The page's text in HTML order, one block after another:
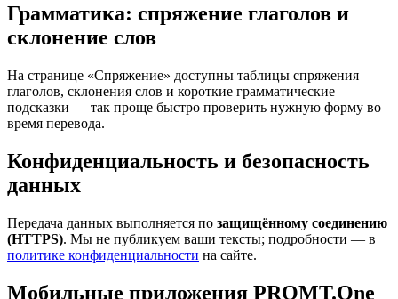
Грамматика: спряжение глаголов и
склонение слов
На странице «Спряжение» доступны таблицы спряжения
глаголов, склонения слов и короткие грамматические
подсказки — так проще быстро проверить нужную форму во
время перевода.
Конфиденциальность и безопасность
данных
Передача данных выполняется по защищённому соединению
(HTTPS). Мы не публикуем ваши тексты; подробности — в
политике конфиденциальности на сайте.
Мобильные приложения PROMT.One